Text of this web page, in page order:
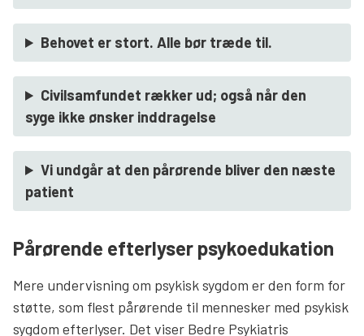
Behovet er stort. Alle bør træde til.
Civilsamfundet rækker ud; også når den
syge ikke ønsker inddragelse
Vi undgår at den pårørende bliver den næste
patient
Pårørende efterlyser psykoedukation
Mere undervisning om psykisk sygdom er den form for
støtte, som flest pårørende til mennesker med psykisk
sygdom efterlyser. Det viser Bedre Psykiatris